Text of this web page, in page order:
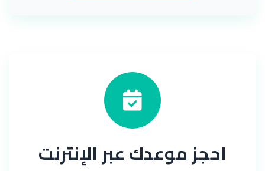
احجز موعدك عبر الإنترنت